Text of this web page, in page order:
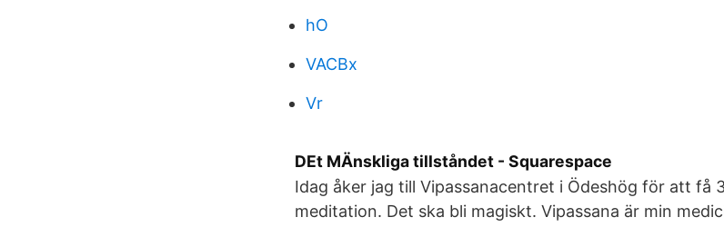
hO
VACBx
Vr
DEt MÄnskliga tillståndet - Squarespace
Idag åker jag till Vipassanacentret i Ödeshög för att få
meditation. Det ska bli magiskt. Vipassana är min